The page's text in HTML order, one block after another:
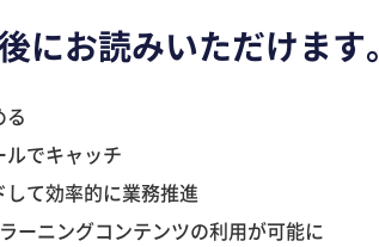
にお読みいただけます。
でキャッチ
て効率的に業務推進
ーニングコンテンツの利用が可能に